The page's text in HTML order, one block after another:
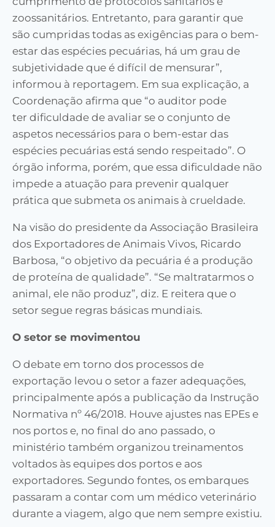
zoossanitários. Entretanto, para garantir que
são cumpridas todas as exigências para o bem-
estar das espécies pecuárias, há um grau de
subjetividade que é difícil de mensurar”,
informou à reportagem. Em sua explicação, a
Coordenação afirma que “o auditor pode
ter dificuldade de avaliar se o conjunto de
aspetos necessários para o bem-estar das
espécies pecuárias está sendo respeitado”. O
órgão informa, porém, que essa dificuldade não
impede a atuação para prevenir qualquer
prática que submeta os animais à crueldade.
Na visão do presidente da Associação Brasileira
dos Exportadores de Animais Vivos, Ricardo
Barbosa, “o objetivo da pecuária é a produção
de proteína de qualidade”. “Se maltratarmos o
animal, ele não produz”, diz. E reitera que o
setor segue regras básicas mundiais.
O setor se movimentou
O debate em torno dos processos de
exportação levou o setor a fazer adequações,
principalmente após a publicação da Instrução
Normativa nº 46/2018. Houve ajustes nas EPEs e
nos portos e, no final do ano passado, o
ministério também organizou treinamentos
voltados às equipes dos portos e aos
exportadores. Segundo fontes, os embarques
passaram a contar com um médico veterinário
durante a viagem, algo que nem sempre existiu.